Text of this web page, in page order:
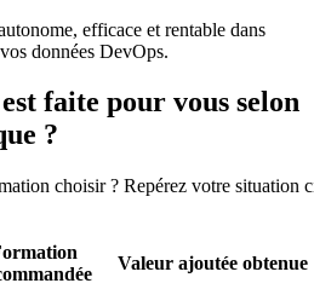
efficace et rentable dans
données DevOps.
faite pour vous selon
?
choisir ? Repérez votre situation
Valeur ajoutée obtenue